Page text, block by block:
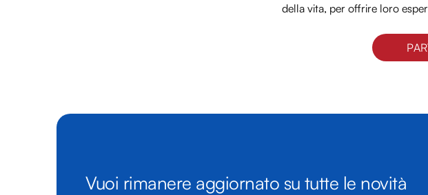
della vita, per offrire loro
Vuoi rimanere aggiornato su tutte le novità